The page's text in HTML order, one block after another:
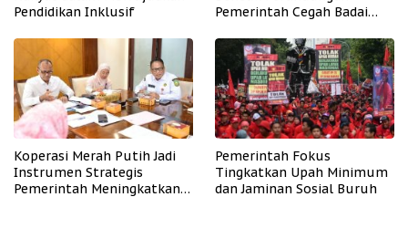
Pendidikan Inklusif
Pemerintah Cegah Badai
Koperasi Merah Putih Jadi
Instrumen Strategis
Pemerintah Meningkatkan
Pemerintah Fokus
Tingkatkan Upah Minimum
dan Jaminan Sosial Buruh